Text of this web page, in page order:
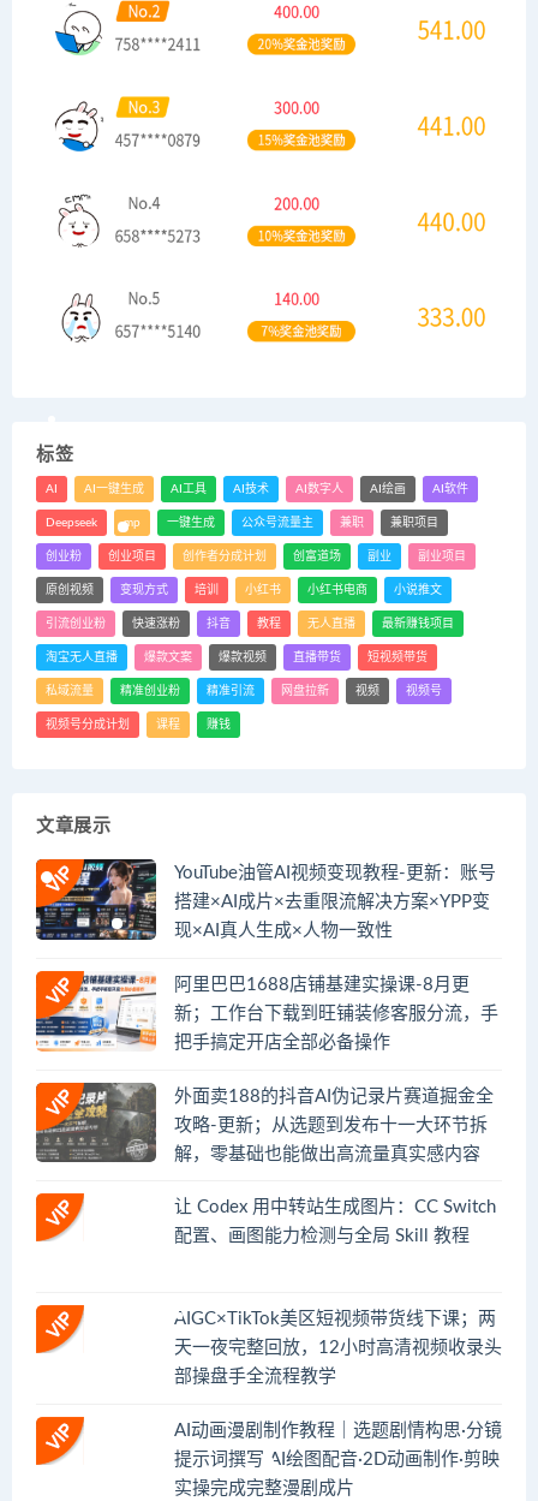
标签
AI AI一键生成 AI工具 AI技术 AI数字人 AI绘画 AI软件
Deepseek mp 一键生成 公众号流量主 兼职 兼职项目
创业粉 创业项目 创作者分成计划 创富道场 副业 副业项目
原创视频 变现方式 培训 小红书 小红书电商 小说推文
引流创业粉 快速涨粉 抖音 教程 无人直播 最新赚钱项目
淘宝无人直播 爆款文案 爆款视频 直播带货 短视频带货
私域流量 精准创业粉 精准引流 网盘拉新 视频 视频号
视频号分成计划 课程 赚钱
文章展示
YouTube油管AI视频变现教程-更新：账号
搭建×AI成片×去重限流解决方案×YPP变
现×AI真人生成×人物一致性
阿里巴巴1688店铺基建实操课-8月更
新；工作台下载到旺铺装修客服分流，手
把手搞定开店全部必备操作
外面卖188的抖音AI伪记录片赛道掘金全
攻略-更新；从选题到发布十一大环节拆
解，零基础也能做出高流量真实感内容
让 Codex 用中转站生成图片：CC Switch
配置、画图能力检测与全局 Skill 教程
AIGC×TikTok美区短视频带货线下课；两
天一夜完整回放，12小时高清视频收录头
部操盘手全流程教学
AI动画漫剧制作教程｜选题剧情构思·分镜
提示词撰写·AI绘图配音·2D动画制作·剪映
实操完成完整漫剧成片